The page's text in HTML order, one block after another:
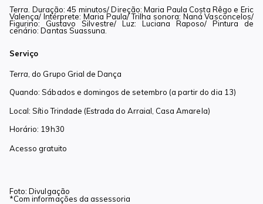
Terra. Duração: 45 minutos/ Direção: Maria Paula Costa Rêgo e Eric
Valença/ Intérprete: Maria Paula/ Trilha sonora: Naná Vasconcelos/
Figurino: Gustavo Silvestre/ Luz: Luciana Raposo/ Pintura de
cenário: Dantas Suassuna.
Serviço
Terra , do Grupo Grial de Dança
Quando: Sábados e domingos de setembro (a partir do dia 13)
Local: Sítio Trindade (Estrada do Arraial, Casa Amarela)
Horário: 19h30
Acesso gratuito
Foto: Divulgação
*Com informações da assessoria